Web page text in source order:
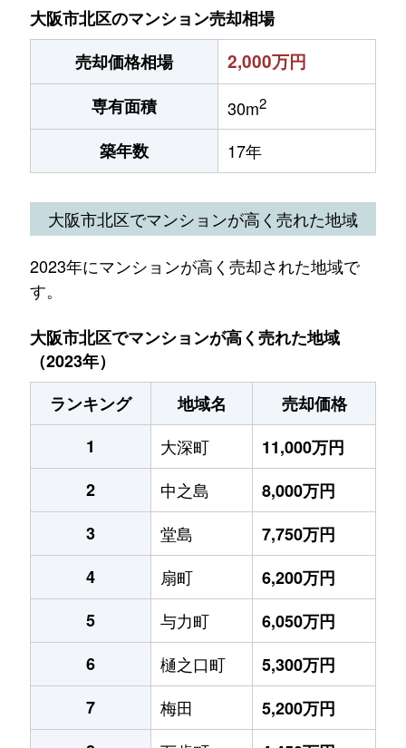
大阪市北区のマンション売却相場
売却価格相場
2,000万円
専有面積 30m2
築年数 17年
大阪市北区でマンションが高く売れた地域
2023年にマンションが高く売却された地域で
す。
大阪市北区でマンションが高く売れた地域
（2023年）
ランキング
地域名
売却価格
1
大深町
11,000万円
2
中之島
8,000万円
3
堂島
7,750万円
4
扇町
6,200万円
5
与力町
6,050万円
6
樋之口町
5,300万円
7
梅田
5,200万円